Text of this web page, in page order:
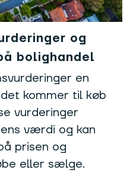
og
bolighandel
en
kommer til køb
vurderinger
værdi og kan
prisen og
eller sælge.